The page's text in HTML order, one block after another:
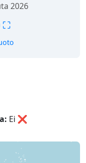
2026
⛶
Ei ❌